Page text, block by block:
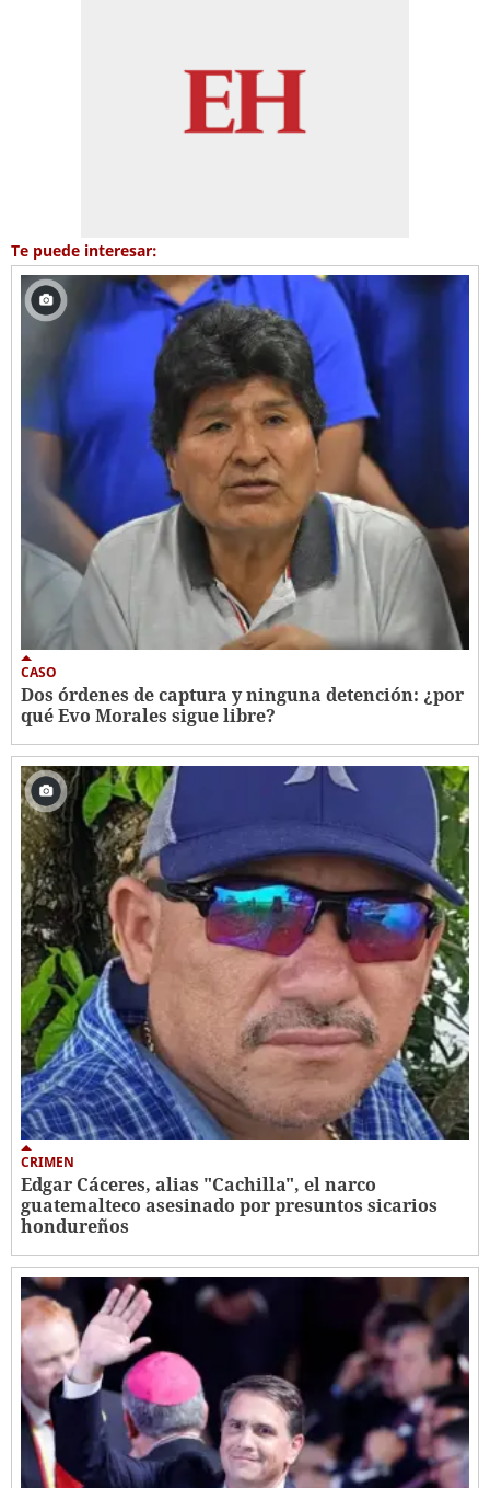
Te puede interesar:
CASO
Dos órdenes de captura y ninguna detención: ¿por
qué Evo Morales sigue libre?
CRIMEN
Edgar Cáceres, alias "Cachilla", el narco
guatemalteco asesinado por presuntos sicarios
hondureños